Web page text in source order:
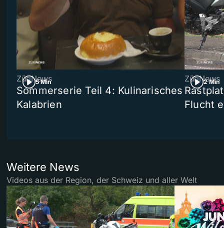
5 Min
ZüriNews
Sommerserie Teil 4: Kulinarisches
Kalabrien
2 Min
ZüriNews
Flucht
Weitere News
Videos aus der Region, der Schweiz und aller Welt